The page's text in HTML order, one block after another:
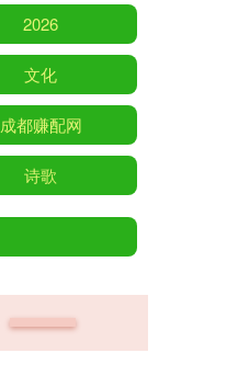
2026
文化
成都赚配网
诗歌